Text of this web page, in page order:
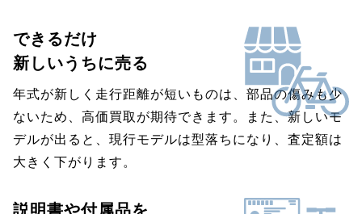
できるだけ
新しいうちに売る
年式が新しく走行距離が短いものは、部品の傷みも少
ないため、高価買取が期待できます。また、新しいモ
デルが出ると、現行モデルは型落ちになり、査定額は
大きく下がります。
説明書や付属品を